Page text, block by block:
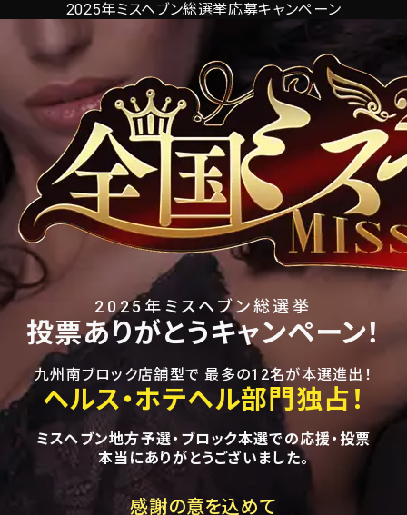
2025年ミスヘブン総選挙応募キャンペーン
2025年ミスヘブン総選挙
投票ありがとうキャンペーン！
九州南ブロック店舗型で 最多の12名が本選進出！
ヘルス・ホテヘル部門独占！
ミスヘブン地方予選・ブロック本選での応援・投票
本当にありがとうございました。
感謝の意を込めて